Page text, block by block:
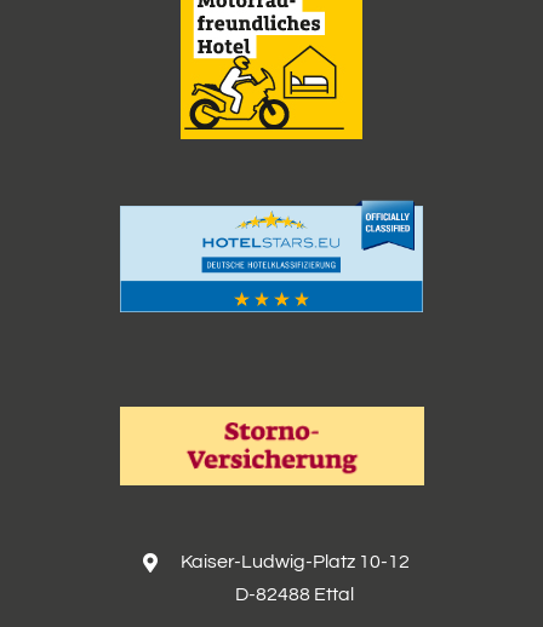
Kaiser-Ludwig-Platz 10-12
D-82488 Ettal